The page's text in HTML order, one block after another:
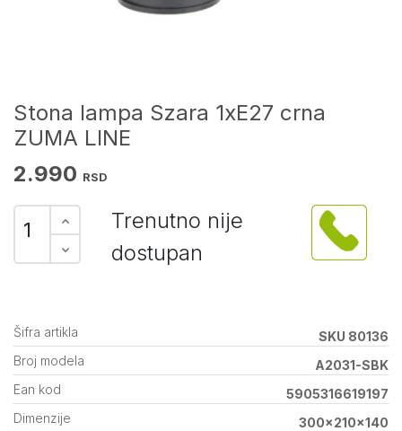
Stona lampa Szara 1xE27 crna
ZUMA LINE
2.990 RSD
Trenutno nije
dostupan
Šifra artikla
SKU 80136
Broj modela
A2031-SBK
Ean kod
5905316619197
Dimenzije
300x210x140